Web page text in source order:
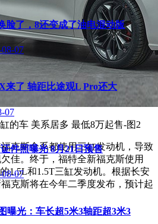
福克斯全系都使用三缸发动机，导致
佳。终于，福特全新福克斯使用
1.5L和1.5T三缸发动机。根据长安
克斯将在今年二季度发布，预计起
脸了，8还变成了油电混动版
07
来了 轴距比途观L Pro还大
07
件照曝光 8月21日预售
07
曝光：车长超5米3轴距超3米3